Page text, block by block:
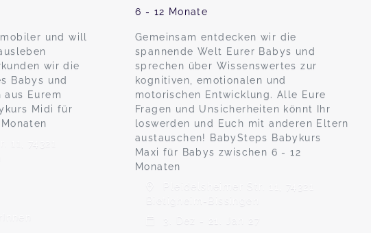
und will
wir die
Babys und
aus Eurem
Midi für
74321
6 - 12 Monate
Gemeinsam entdecken wir die
spannende Welt Eurer Babys und
sprechen über Wissenswertes zur
kognitiven, emotionalen und
motorischen Entwicklung. Alle Eure
Fragen und Unsicherheiten könnt Ihr
loswerden und Euch mit anderen Eltern
austauschen! BabySteps Babykurs
Maxi für Babys zwischen 6 - 12
Monaten
Pleidelsheimer Str. 11, 74321
Bietigheim-Bissingen
3. Dez - 21. Jan 27